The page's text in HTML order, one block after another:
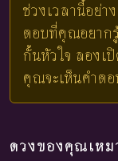
ช่วงเวลานี้อย่า
ตอบที่คุณอยาก
กั้นหัวใจ ลองเ
คุณจะเห็นคำต
ดวงของคุณเหม